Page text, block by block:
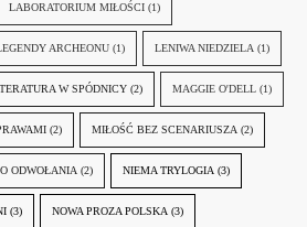
LABORATORIUM MIŁOŚCI (1)
ARCHEONU (1) LENIWA NIEDZIELA (1)
W SPÓDNICY (2) MAGGIE O'DELL (1)
(2) MIŁOŚĆ BEZ SCENARIUSZA (2)
ODWOŁANIA (2) NIEMA TRYLOGIA (3)
(3) NOWA PROZA POLSKA (3)